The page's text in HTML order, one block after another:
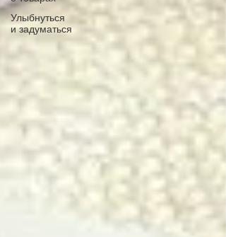
Улыбнуться
и задуматься